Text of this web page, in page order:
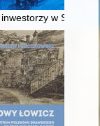
w XVI-
w